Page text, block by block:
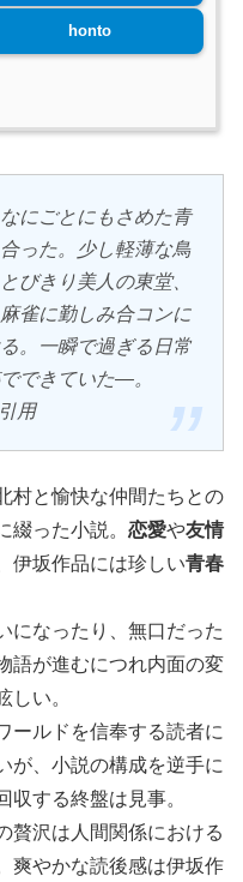
honto
にごとにもさめた青
った。少し軽薄な鳥
びきり美人の東堂、
雀に勤しみ合コンに
。一瞬で過ぎる日常
できていた―。
用
村と愉快な仲間たちとの
った小説。 恋愛や友情
伊坂作品には珍しい青春
になったり、無口だった
語が進むにつれ内面の変
い。
ールドを信奉する読者に
が、小説の構成を逆手に
する終盤は見事。
贅沢は人間関係における
爽やかな読後感は伊坂作